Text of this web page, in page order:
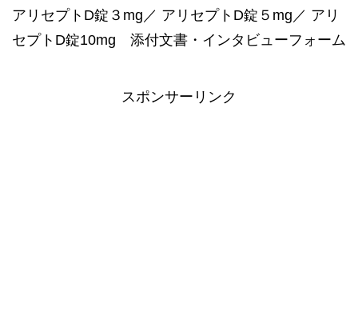
アリセプトD錠３mg／ アリセプトD錠５mg／ アリ
セプトD錠10mg 添付文書・インタビューフォーム
スポンサーリンク